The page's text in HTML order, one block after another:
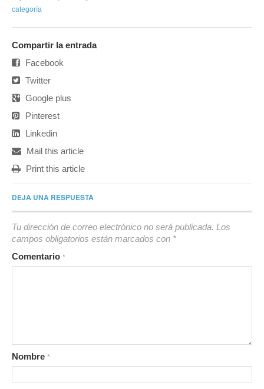
categoría
Compartir la entrada
Facebook
Twitter
Google plus
Pinterest
Linkedin
Mail this article
Print this article
DEJA UNA RESPUESTA
Tu dirección de correo electrónico no será publicada. Los
campos obligatorios están marcados con *
Comentario *
Nombre *